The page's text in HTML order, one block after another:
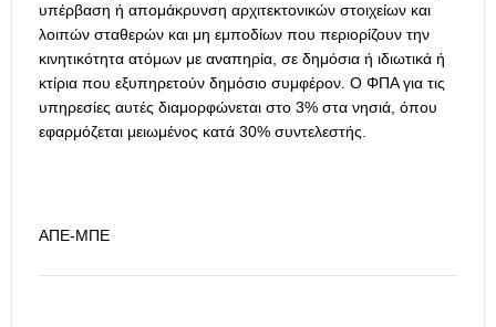
υπέρβαση ή απομάκρυνση αρχιτεκτονικών στοιχείων και
λοιπών σταθερών και μη εμποδίων που περιορίζουν την
κινητικότητα ατόμων με αναπηρία, σε δημόσια ή ιδιωτικά ή
κτίρια που εξυπηρετούν δημόσιο συμφέρον. Ο ΦΠΑ για τις
υπηρεσίες αυτές διαμορφώνεται στο 3% στα νησιά, όπου
εφαρμόζεται μειωμένος κατά 30% συντελεστής.
ΑΠΕ-ΜΠΕ